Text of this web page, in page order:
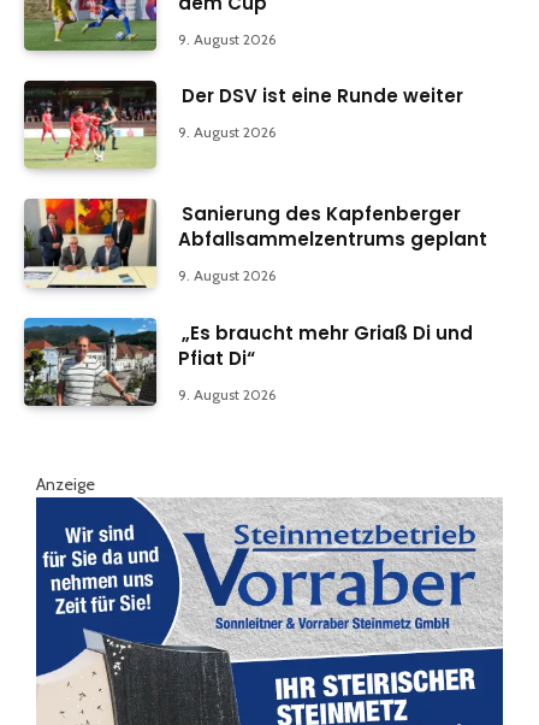
9. August 2026
Der DSV ist eine Runde weiter
9. August 2026
Sanierung des Kapfenberger
Abfallsammelzentrums geplant
9. August 2026
„Es braucht mehr Griaß Di und
Pfiat Di“
9. August 2026
Anzeige